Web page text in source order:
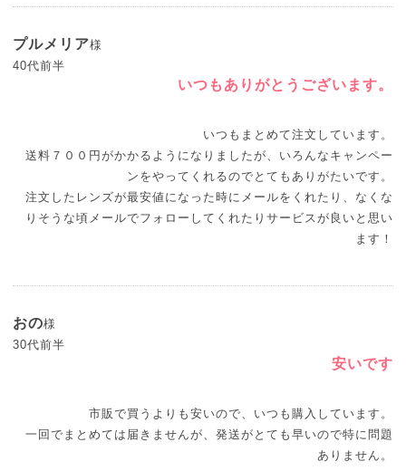
プルメリア様
40代前半
いつもありがとうございます。
いつもまとめて注文しています。
送料７００円がかかるようになりましたが、いろんなキャンペー
ンをやってくれるのでとてもありがたいです。
注文したレンズが最安値になった時にメールをくれたり、なくな
りそうな頃メールでフォローしてくれたりサービスが良いと思い
ます！
おの様
30代前半
安いです
市販で買うよりも安いので、いつも購入しています。
一回でまとめては届きませんが、発送がとても早いので特に問題
ありません。